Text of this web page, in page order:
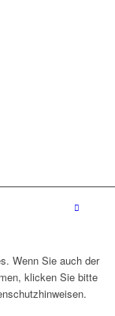
Wenn Sie auch der
klicken Sie bitte